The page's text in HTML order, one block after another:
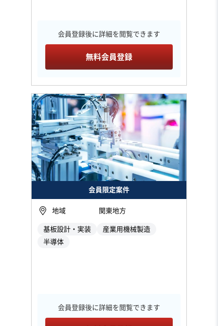
会員登録後に詳細を閲覧できます
無料会員登録
会員限定案件
地域 関東地方
基板設計・実装
産業用機械製造
半導体
会員登録後に詳細を閲覧できます